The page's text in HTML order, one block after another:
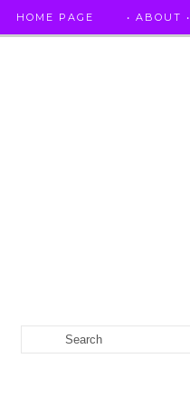
HOME PAGE • ABOUT •